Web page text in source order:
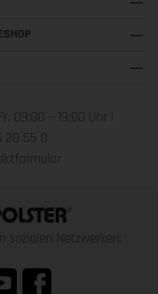
09:00 – 19:00 Uhr |
20 55 0
sozialen Netzwerken: